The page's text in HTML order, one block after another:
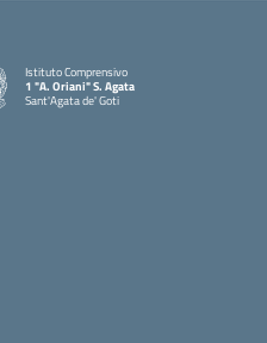
Istituto Comprensivo
1 "A. Oriani" S. Agata
Sant'Agata de' Goti
— Visita la pagina iniziale della scuola